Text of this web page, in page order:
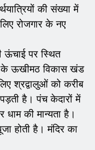
की संख्या में
रोजगार के नए
ऊंचाई पर स्थित
के ऊखीमठ विकास खंड
श्रद्वालुओं को करीब
है। पंच केदारों में
धाम की मान्यता है।
होती है। मंदिर का